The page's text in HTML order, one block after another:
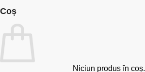
Coș
Niciun produs în coș.